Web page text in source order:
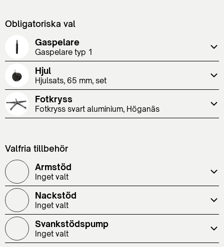
Obligatoriska val
Gaspelare
Gaspelare typ 1
Hjul
Hjulsats, 65 mm, set
Fotkryss
Fotkryss svart aluminium, Höganäs
Valfria tillbehör
Armstöd
Inget valt
Nackstöd
Inget valt
Svankstödspump
Inget valt